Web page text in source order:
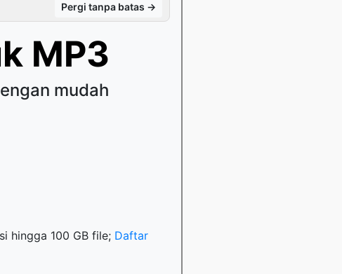
Pergi tanpa batas →
MP3
mudah
hingga 100 GB file; Daftar